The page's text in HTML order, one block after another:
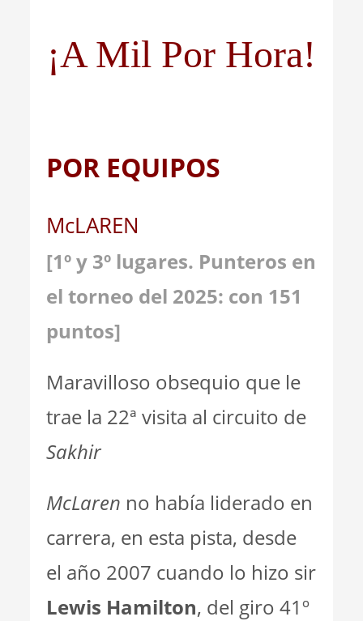
¡A Mil Por Hora!
POR EQUIPOS
McLAREN
[1º y 3º lugares. Punteros en
el torneo del 2025: con 151
puntos]
Maravilloso obsequio que le
trae la 22ª visita al circuito de
Sakhir
McLaren no había liderado en
carrera, en esta pista, desde
el año 2007 cuando lo hizo sir
Lewis Hamilton, del giro 41º